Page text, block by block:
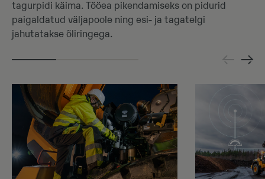
tagurpidi käima. Tööea pikendamiseks on pidurid
paigaldatud väljapoole ning esi- ja tagatelgi
jahutatakse õliringega.